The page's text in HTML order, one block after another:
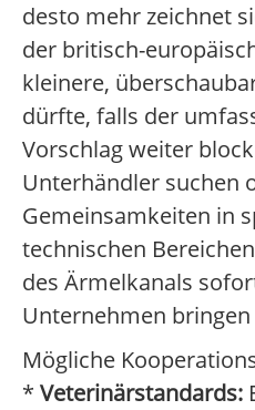
desto mehr zeichnet
der britisch-
kleinere,
dürfte, falls der
Vorschlag weiter
Unterhändler suchen
Gemeinsamkeiten in
technischen
des Ärmelkanals
Unternehmen
Mögliche
* Veterinärstandards: